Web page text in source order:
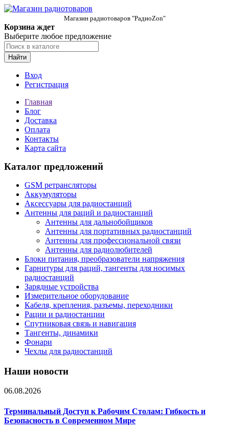
Магазин радиотоваров "РадиоZon"
Корзина ждет
Выберите любое предложение
Найти
Вход
Регистрация
Главная
Блог
Доставка
Оплата
Контакты
Карта сайта
Каталог предложений
GSM ретрансляторы
Аккумуляторы
Аксессуары для радиостанций
Антенны для раций и радиостанций
Антенны для дальнобойщиков
Антенны для портативных радиостанций
Антенны для профессиональной связи
Антенны для радиолюбителей
Блоки питания, преобразователи напряжения
Гарнитуры для раций, тангенты для носимых
радиостанций
Зарядные устройства
Измерительное оборудование
Кабеля, крепления, разъемы, переходники
Рации и радиостанции
Спутниковая связь и навигация
Тангенты, динамики
Фонари
Чехлы для радиостанций
Наши новости
06.08.2026
Терминальный Доступ к Рабочим Столам: Гибкость и
Безопасность в Современном Мире